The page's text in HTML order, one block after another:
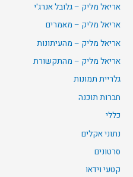
אריאל מליק – גלובל אנרג'י
אריאל מליק – מאמרים
אריאל מליק – מהעיתונות
אריאל מליק – מהתקשורת
גלריית תמונות
חברות תוכנה
כללי
נתוני אקלים
סרטונים
קטעי וידאו